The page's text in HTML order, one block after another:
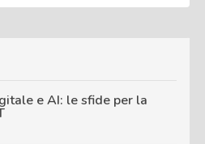
e AI: le sfide per la